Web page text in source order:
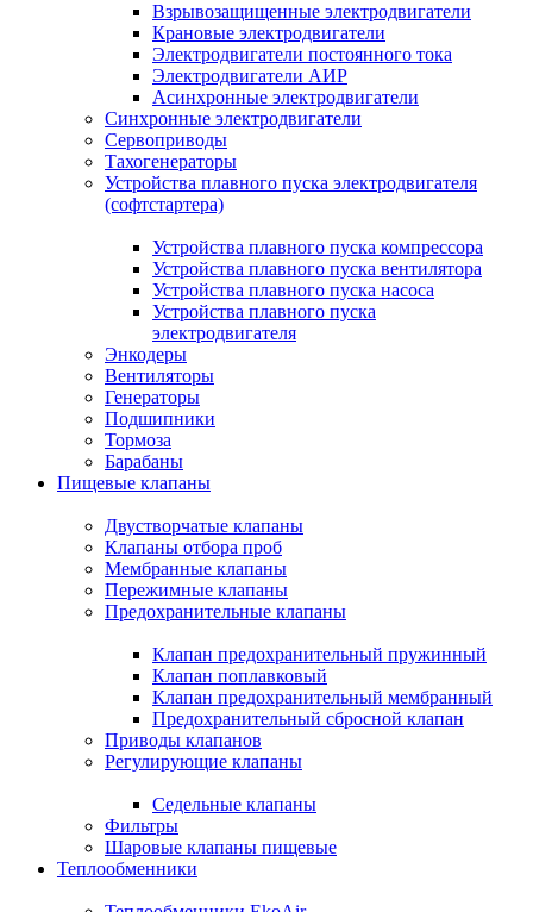
Взрывозащищенные электродвигатели
Крановые электродвигатели
Электродвигатели постоянного тока
Электродвигатели АИР
Асинхронные электродвигатели
Синхронные электродвигатели
Сервоприводы
Тахогенераторы
Устройства плавного пуска электродвигателя
(софтстартера)
Устройства плавного пуска компрессора
Устройства плавного пуска вентилятора
Устройства плавного пуска насоса
Устройства плавного пуска
электродвигателя
Энкодеры
Вентиляторы
Генераторы
Подшипники
Тормоза
Барабаны
Пищевые клапаны
Двустворчатые клапаны
Клапаны отбора проб
Мембранные клапаны
Пережимные клапаны
Предохранительные клапаны
Клапан предохранительный пружинный
Клапан поплавковый
Клапан предохранительный мембранный
Предохранительный сбросной клапан
Приводы клапанов
Регулирующие клапаны
Седельные клапаны
Фильтры
Шаровые клапаны пищевые
Теплообменники